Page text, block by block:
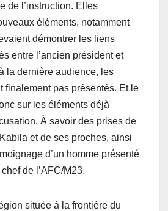
de l’instruction. Elles
éléments, notamment
démontrer les liens
entre l’ancien président et
la dernière audience, les
finalement pas présentés. Et le
sur les éléments déjà
À savoir des prises de
et de ses proches, ainsi
d’un homme présenté
de l’AFC/M23.
située à la frontière du